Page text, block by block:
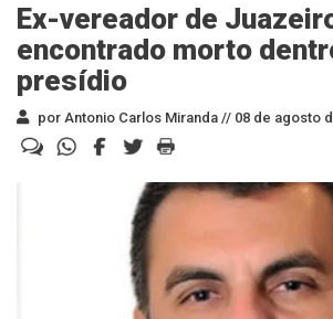
Ex-vereador de
encontrado morto
presídio
por Antonio Carlos Miranda // 08 de agosto